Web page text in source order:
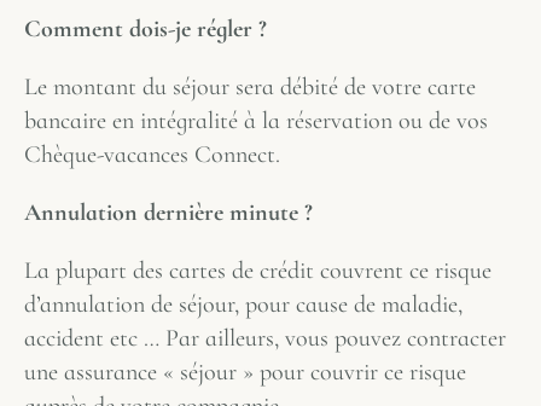
Comment dois-je régler ?
Le montant du séjour sera débité de votre carte
bancaire en intégralité à la réservation ou de vos
Chèque-vacances Connect.
Annulation dernière minute ?
La plupart des cartes de crédit couvrent ce risque
d’annulation de séjour, pour cause de maladie,
accident etc … Par ailleurs, vous pouvez contracter
une assurance « séjour » pour couvrir ce risque